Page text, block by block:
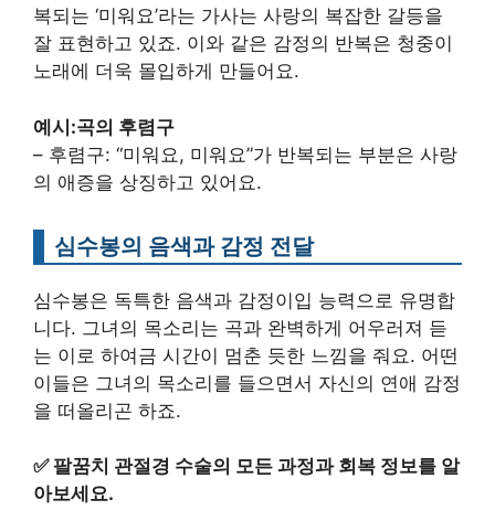
복되는 ‘미워요’라는 가사는 사랑의 복잡한 갈등을
잘 표현하고 있죠. 이와 같은 감정의 반복은 청중이
노래에 더욱 몰입하게 만들어요.
예시:곡의 후렴구
– 후렴구: “미워요, 미워요”가 반복되는 부분은 사랑
의 애증을 상징하고 있어요.
심수봉의 음색과 감정 전달
심수봉은 독특한 음색과 감정이입 능력으로 유명합
니다. 그녀의 목소리는 곡과 완벽하게 어우러져 듣
는 이로 하여금 시간이 멈춘 듯한 느낌을 줘요. 어떤
이들은 그녀의 목소리를 들으면서 자신의 연애 감정
을 떠올리곤 하죠.
✅ 팔꿈치 관절경 수술의 모든 과정과 회복 정보를 알
아보세요.